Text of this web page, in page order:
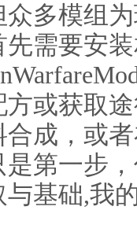
多模组
需要安
或获取
成，或
第一步
基础,我